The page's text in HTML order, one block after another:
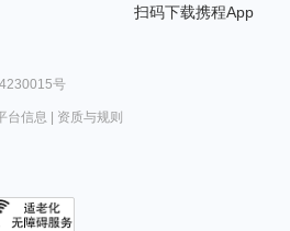
扫码下载携程App
号
台信息 资质与规则